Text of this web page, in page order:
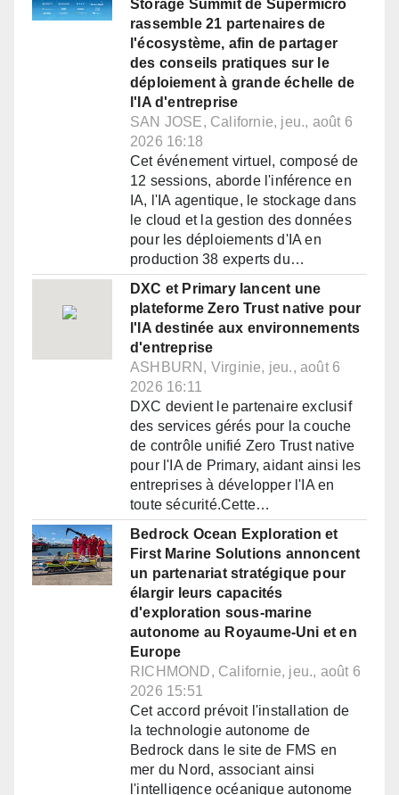
Storage Summit de Supermicro
rassemble 21 partenaires de
l'écosystème, afin de partager
des conseils pratiques sur le
déploiement à grande échelle de
l'IA d'entreprise
SAN JOSE, Californie, jeu., août 6
2026 16:18
Cet événement virtuel, composé de
12 sessions, aborde l'inférence en
IA, l'IA agentique, le stockage dans
le cloud et la gestion des données
pour les déploiements d'IA en
production 38 experts du…
DXC et Primary lancent une
plateforme Zero Trust native pour
l'IA destinée aux environnements
d'entreprise
ASHBURN, Virginie, jeu., août 6
2026 16:11
DXC devient le partenaire exclusif
des services gérés pour la couche
de contrôle unifié Zero Trust native
pour l'IA de Primary, aidant ainsi les
entreprises à développer l'IA en
toute sécurité.Cette…
Bedrock Ocean Exploration et
First Marine Solutions annoncent
un partenariat stratégique pour
élargir leurs capacités
d'exploration sous-marine
autonome au Royaume-Uni et en
Europe
RICHMOND, Californie, jeu., août 6
2026 15:51
Cet accord prévoit l'installation de
la technologie autonome de
Bedrock dans le site de FMS en
mer du Nord, associant ainsi
l'intelligence océanique autonome